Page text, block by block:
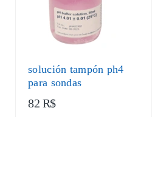
solución tampón ph4
para sondas
82 R$